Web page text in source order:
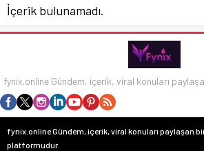
İçerik bulunamadı.
fynix.online Gündem, içerik, viral konuları
fynix.online Gündem, içerik, viral konuları paylaşan
platformudur.